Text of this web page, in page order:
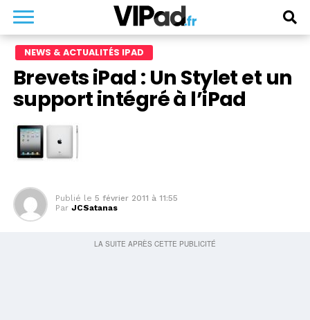
NEWS & ACTUALITÉS IPAD
Brevets iPad : Un Stylet et un
support intégré à l’iPad
Publié le 5 février 2011 à 11:55
Par JCSatanas